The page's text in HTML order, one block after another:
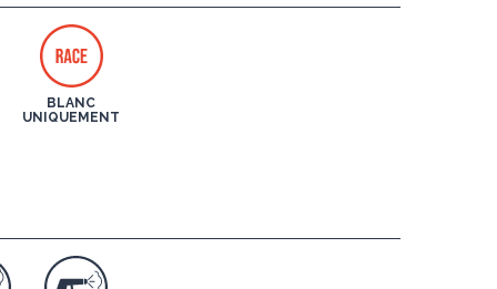
BLANC
UNIQUEMENT